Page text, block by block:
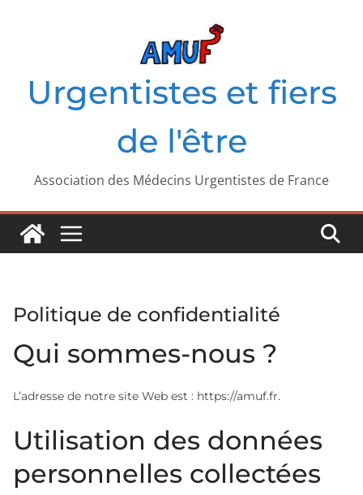
Urgentistes et fiers
de l'être
Association des Médecins Urgentistes de France
Politique de confidentialité
Qui sommes-nous ?
L’adresse de notre site Web est : https://amuf.fr.
Utilisation des données
personnelles collectées